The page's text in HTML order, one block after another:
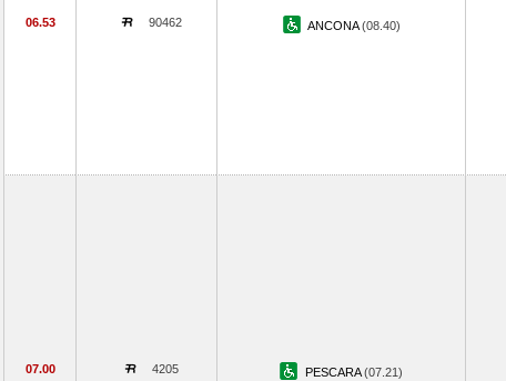
06.53 90462 ANCONA(08.40)
07.00 4205 PESCARA(07.21)